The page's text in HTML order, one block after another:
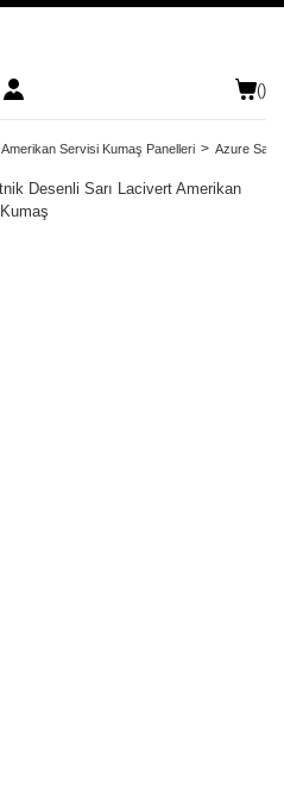
()
Amerikan Servisi Kumaş Panelleri Azure